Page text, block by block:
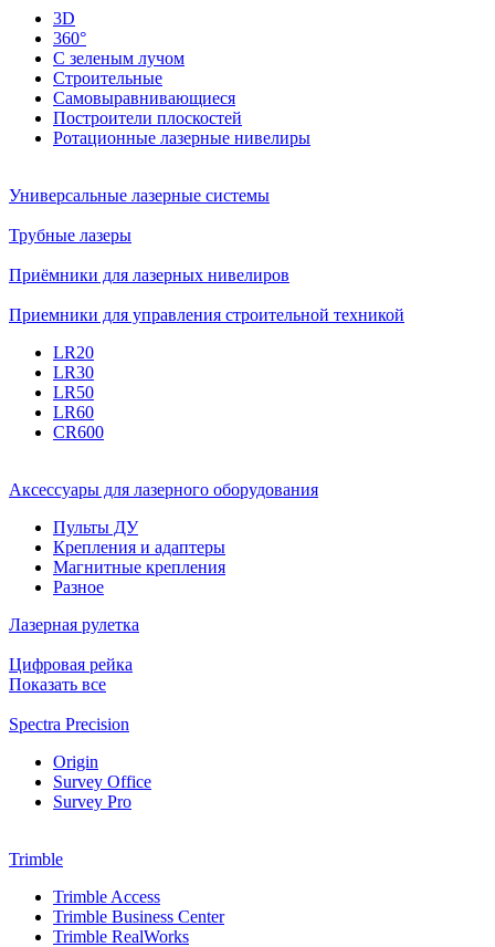
3D
360°
С зеленым лучом
Строительные
Самовыравнивающиеся
Построители плоскостей
Ротационные лазерные нивелиры
Универсальные лазерные системы
Трубные лазеры
Приёмники для лазерных нивелиров
Приемники для управления строительной техникой
LR20
LR30
LR50
LR60
CR600
Аксессуары для лазерного оборудования
Пульты ДУ
Крепления и адаптеры
Магнитные крепления
Разное
Лазерная рулетка
Цифровая рейка
Показать все
Spectra Precision
Origin
Survey Office
Survey Pro
Trimble
Trimble Access
Trimble Business Center
Trimble RealWorks